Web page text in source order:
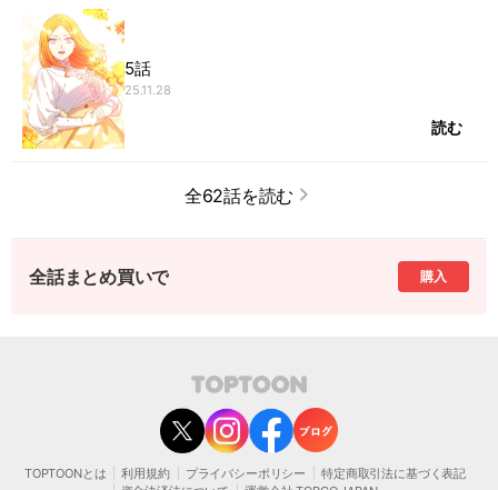
5話
25.11.28
読む
全62話を読む
全話まとめ買いで 購入
TOPTOONとは 利用規約 プライバシーポリシー
特定商取引法に基づく表記
contact@toptoon.jp
カスタマーセンター受付時間 10：30～13：00、14：00～18：30（土・日・祝日は
除く）
営業時間外にいただいたお問い合わせは、翌営業日以降にご対応いたしますことをご
了承ください。
モバイルやパソコンの迷惑メール対策等により、弊社からお送りするメールが正しく